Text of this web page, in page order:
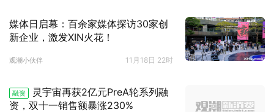
媒体日启幕：百余家媒体探访30家创
新企业，激发XIN火花！
观潮小伙伴 11月18日 22时
融资
灵宇宙再获2亿元PreA轮系列融
资，双十一销售额暴涨230%